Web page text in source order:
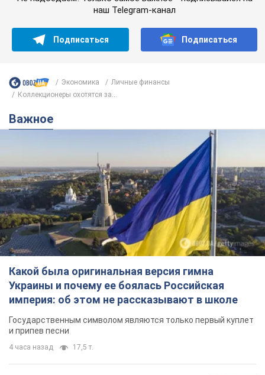
Какой была оригинальная версия гимна
Украины и почему ее боялась Российская
империя: об этом не рассказывают в школе
Государственным символом являются только первый куплет
и припев песни
4 часа назад 17,5 т.
Александру Пономареву – 53: что
известно о трех детях секс-
символа 90-х и как они выглядят
Несмотря на развитие карьеры, артист не
забывал о личном счастье
9 часов назад 8,6 т.
В ПриватБанке рассказали,
действительны ли доллары 1996
года: принимают ли обменники и